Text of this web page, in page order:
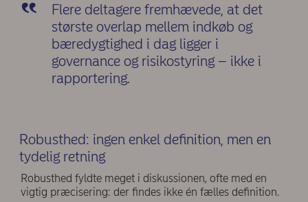
Flere deltagere fremhævede, at det
største overlap mellem indkøb og
bæredygtighed i dag ligger i
governance og risikostyring – ikke i
rapportering.
Robusthed: ingen enkel definition, men en
tydelig retning
Robusthed fyldte meget i diskussionen, ofte med en
vigtig præcisering: der findes ikke én fælles definition.